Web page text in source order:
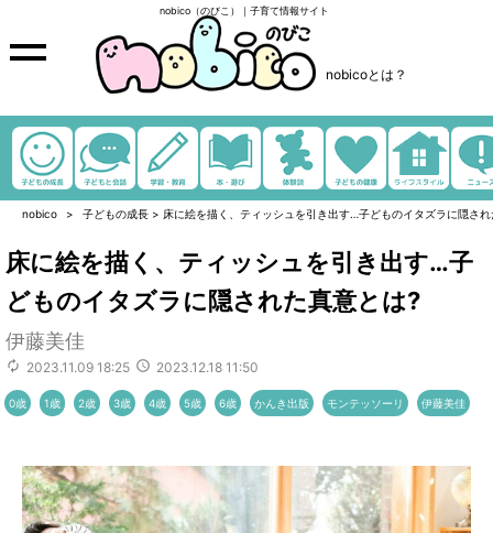
nobico（のびこ）｜子育て情報サイト
nobicoとは？
nobico 子どもの成長 > 床に絵を描く、ティッシュを引き出す…子どものイタズラに隠さ
床に絵を描く、ティッシュを引き出す…子
どものイタズラに隠された真意とは?
伊藤美佳
2023.11.09 18:25 2023.12.18 11:50
0歳 1歳 2歳 3歳 4歳 5歳 6歳 かんき出版 モンテッソーリ 伊藤美佳